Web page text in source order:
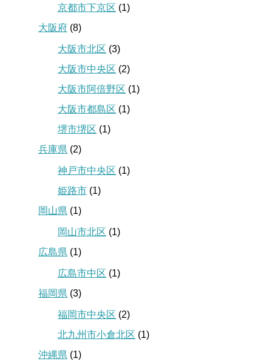
京都市下京区 (1)
大阪府 (8)
大阪市北区 (3)
大阪市中央区 (2)
大阪市阿倍野区 (1)
大阪市都島区 (1)
堺市堺区 (1)
兵庫県 (2)
神戸市中央区 (1)
姫路市 (1)
岡山県 (1)
岡山市北区 (1)
広島県 (1)
広島市中区 (1)
福岡県 (3)
福岡市中央区 (2)
北九州市小倉北区 (1)
沖縄県 (1)